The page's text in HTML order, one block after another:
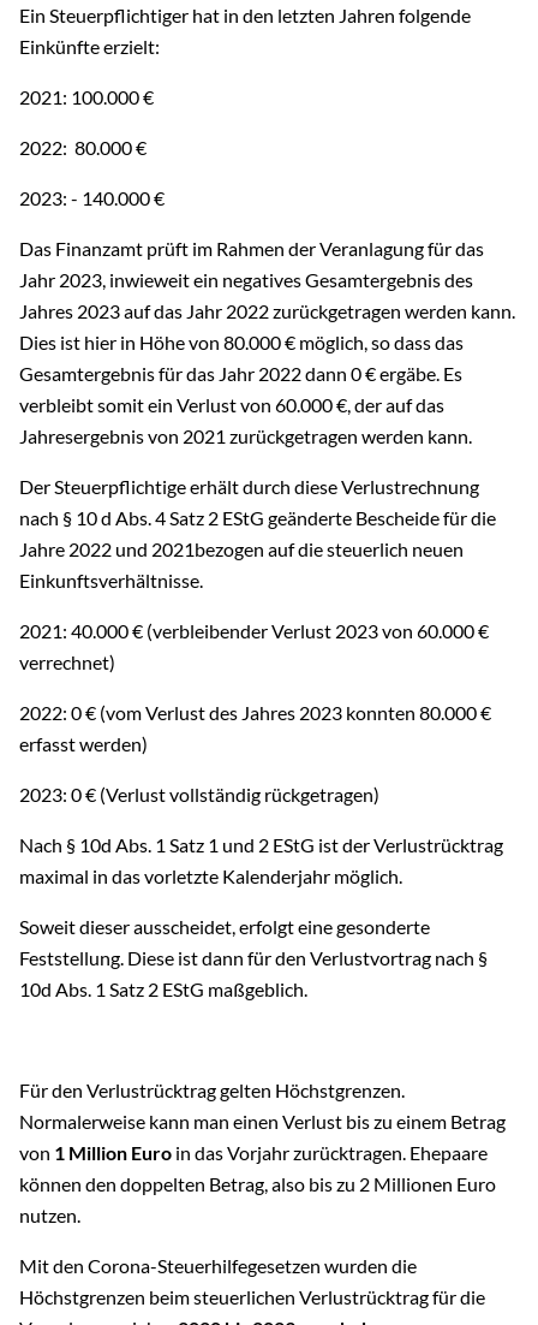
Ein Steuerpflichtiger hat in den letzten Jahren folgende
Einkünfte erzielt:
2021: 100.000 €
2022: 80.000 €
2023: - 140.000 €
Das Finanzamt prüft im Rahmen der Veranlagung für das
Jahr 2023, inwieweit ein negatives Gesamtergebnis des
Jahres 2023 auf das Jahr 2022 zurückgetragen werden kann.
Dies ist hier in Höhe von 80.000 € möglich, so dass das
Gesamtergebnis für das Jahr 2022 dann 0 € ergäbe. Es
verbleibt somit ein Verlust von 60.000 €, der auf das
Jahresergebnis von 2021 zurückgetragen werden kann.
Der Steuerpflichtige erhält durch diese Verlustrechnung
nach § 10 d Abs. 4 Satz 2 EStG geänderte Bescheide für die
Jahre 2022 und 2021bezogen auf die steuerlich neuen
Einkunftsverhältnisse.
2021: 40.000 € (verbleibender Verlust 2023 von 60.000 €
verrechnet)
2022: 0 € (vom Verlust des Jahres 2023 konnten 80.000 €
erfasst werden)
2023: 0 € (Verlust vollständig rückgetragen)
Nach § 10d Abs. 1 Satz 1 und 2 EStG ist der Verlustrücktrag
maximal in das vorletzte Kalenderjahr möglich.
Soweit dieser ausscheidet, erfolgt eine gesonderte
Feststellung. Diese ist dann für den Verlustvortrag nach §
10d Abs. 1 Satz 2 EStG maßgeblich.
Für den Verlustrücktrag gelten Höchstgrenzen.
Normalerweise kann man einen Verlust bis zu einem Betrag
von 1 Million Euro in das Vorjahr zurücktragen. Ehepaare
können den doppelten Betrag, also bis zu 2 Millionen Euro
nutzen.
Mit den Corona-Steuerhilfegesetzen wurden die
Höchstgrenzen beim steuerlichen Verlustrücktrag für die